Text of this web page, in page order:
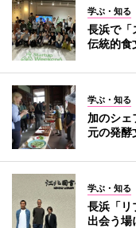
学ぶ・知る
長浜で
伝統的食
学ぶ・知る
加のシ
元の発酵
学ぶ・知る
長浜「
出会う場